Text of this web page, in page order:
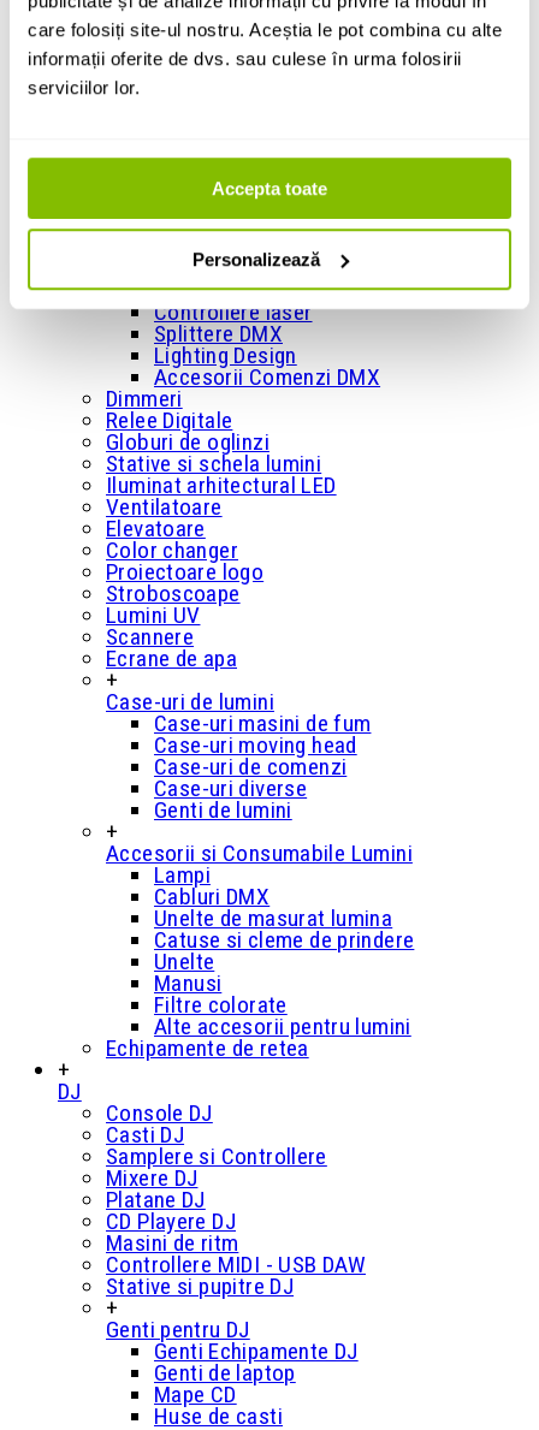
care folosiți site-ul nostru. Aceștia le pot combina cu alte
informații oferite de dvs. sau culese în urma folosirii
serviciilor lor.
Accepta toate
Personalizează
+
Masini de efecte
Masini de spuma
Masini de baloane
Accesorii pentru masini de efecte
Comenzi si controllere
Console si comenzi DMX
Interfete DMX
Wireless si retea DMX
Telecomenzi si diverse controllere
Controllere laser
Splittere DMX
Lighting Design
Accesorii Comenzi DMX
Dimmeri
Relee Digitale
Globuri de oglinzi
Stative si schela lumini
Iluminat arhitectural LED
Ventilatoare
Elevatoare
Color changer
Proiectoare logo
Stroboscoape
Lumini UV
Scannere
Ecrane de apa
+
Case-uri de lumini
Case-uri masini de fum
Case-uri moving head
Case-uri de comenzi
Case-uri diverse
Genti de lumini
+
Accesorii si Consumabile Lumini
Lampi
Cabluri DMX
Unelte de masurat lumina
Catuse si cleme de prindere
Unelte
Manusi
Filtre colorate
Alte accesorii pentru lumini
Echipamente de retea
+
DJ
Console DJ
Casti DJ
Samplere si Controllere
Mixere DJ
Platane DJ
CD Playere DJ
Masini de ritm
Controllere MIDI - USB DAW
Stative si pupitre DJ
+
Genti pentru DJ
Genti Echipamente DJ
Genti de laptop
Mape CD
Huse de casti